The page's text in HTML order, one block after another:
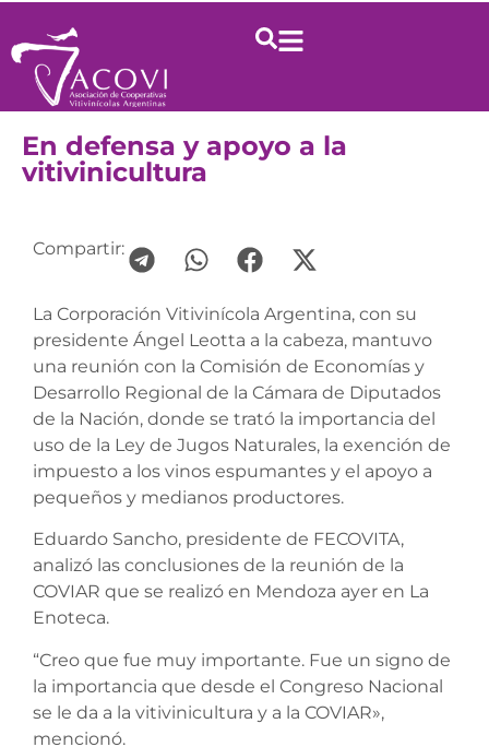
En defensa y apoyo a la
vitivinicultura
Compartir:
La Corporación Vitivinícola Argentina, con su
presidente Ángel Leotta a la cabeza, mantuvo
una reunión con la Comisión de Economías y
Desarrollo Regional de la Cámara de Diputados
de la Nación, donde se trató la importancia del
uso de la Ley de Jugos Naturales, la exención de
impuesto a los vinos espumantes y el apoyo a
pequeños y medianos productores.
Eduardo Sancho, presidente de FECOVITA,
analizó las conclusiones de la reunión de la
COVIAR que se realizó en Mendoza ayer en La
Enoteca.
“Creo que fue muy importante. Fue un signo de
la importancia que desde el Congreso Nacional
se le da a la vitivinicultura y a la COVIAR»,
mencionó.